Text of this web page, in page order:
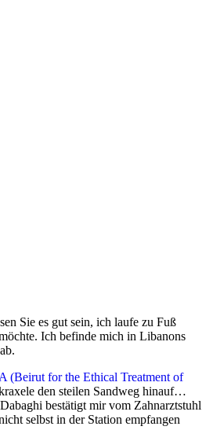
Sie es gut sein, ich laufe zu Fuß
Ich befinde mich in Libanons
(Beirut for the Ethical Treatment of
den steilen Sandweg hinauf…
bestätigt mir vom Zahnarztstuhl
selbst in der Station empfangen